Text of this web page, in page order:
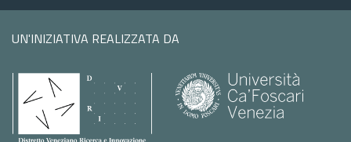
UN'INIZIATIVA REALIZZATA DA